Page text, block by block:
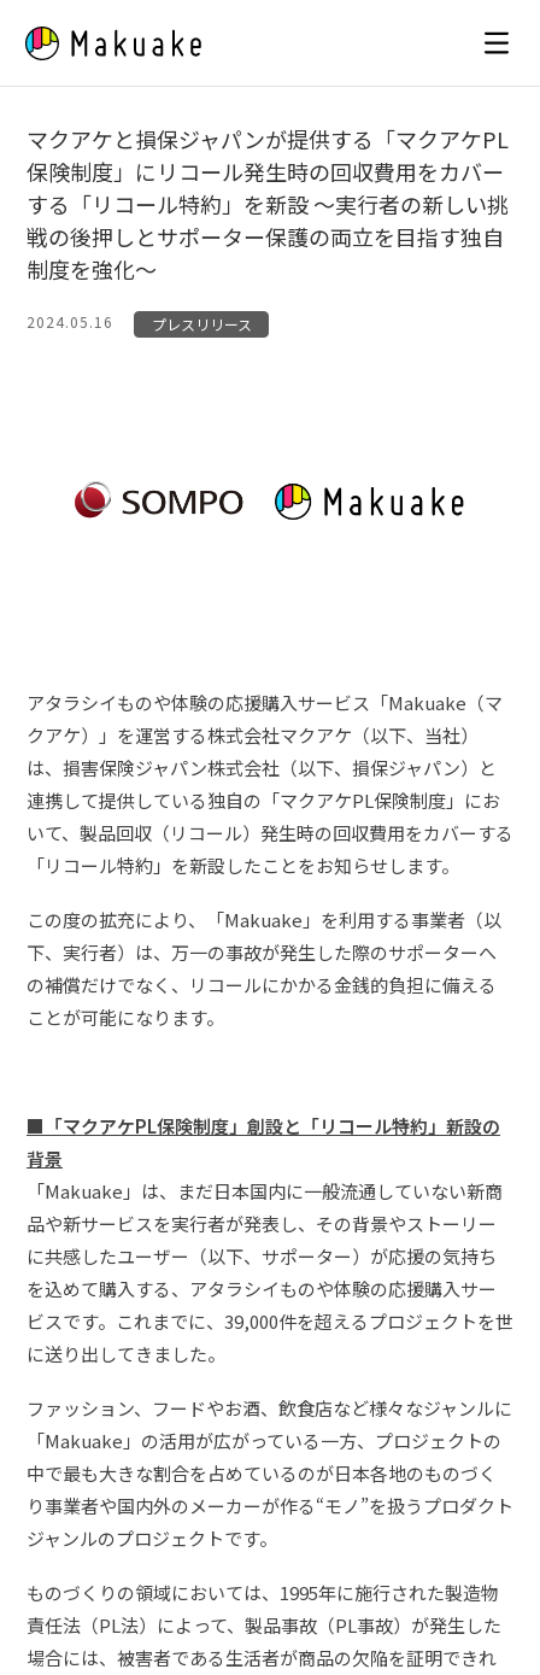
content
マクアケと損保ジャパンが提供する「マクアケPL
保険制度」にリコール発生時の回収費用をカバー
する「リコール特約」を新設 〜実行者の新しい挑
戦の後押しとサポーター保護の両立を目指す独自
制度を強化〜
2024.05.16 プレスリリース
アタラシイものや体験の応援購入サービス「Makuake（マ
クアケ）」を運営する株式会社マクアケ（以下、当社）
は、損害保険ジャパン株式会社（以下、損保ジャパン）と
連携して提供している独自の「マクアケPL保険制度」にお
いて、製品回収（リコール）発生時の回収費用をカバーする
「リコール特約」を新設したことをお知らせします。
この度の拡充により、「Makuake」を利用する事業者（以
下、実行者）は、万一の事故が発生した際のサポーターへ
の補償だけでなく、リコールにかかる金銭的負担に備える
ことが可能になります。
■ 「マクアケPL保険制度」創設と「リコール特約」新設の
背景
「Makuake」は、まだ日本国内に一般流通していない新商
品や新サービスを実行者が発表し、その背景やストーリー
に共感したユーザー（以下、サポーター）が応援の気持ち
を込めて購入する、アタラシイものや体験の応援購入サー
ビスです。これまでに、39,000件を超えるプロジェクトを世
に送り出してきました。
ファッション、フードやお酒、飲食店など様々なジャンルに
「Makuake」の活用が広がっている一方、プロジェクトの
中で最も大きな割合を占めているのが日本各地のものづく
り事業者や国内外のメーカーが作る“モノ”を扱うプロダクト
ジャンルのプロジェクトです。
ものづくりの領域においては、1995年に施行された製造物
責任法（PL法）によって、製品事故（PL事故）が発生した
場合には、被害者である生活者が商品の欠陥を証明できれ